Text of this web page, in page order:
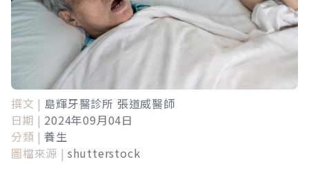
撰文 | 島輝牙醫診所 張道威醫師
日期 | 2024年09月04日
分類 | 養生
圖檔來源 | shutterstock